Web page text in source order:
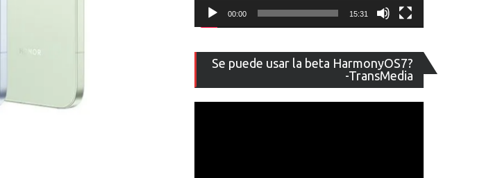
00:00 15:31
Se puede usar la beta HarmonyOS7?
-TransMedia
de
vídeo